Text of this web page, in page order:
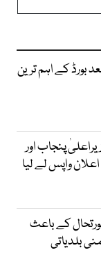
بورڈ کے اہم ترین
کو وزیراعلیٰ پنجاب اور
اعلان واپس لے لیا
کے باعث
بلدیاتی